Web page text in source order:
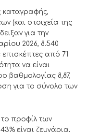
καταγραφής,
(και στοιχεία της
για την
2026, 8.540
από 71
να είναι
βαθμολογίας 8,87,
για το σύνολο των
το προφίλ των
είναι ζευγάρια,